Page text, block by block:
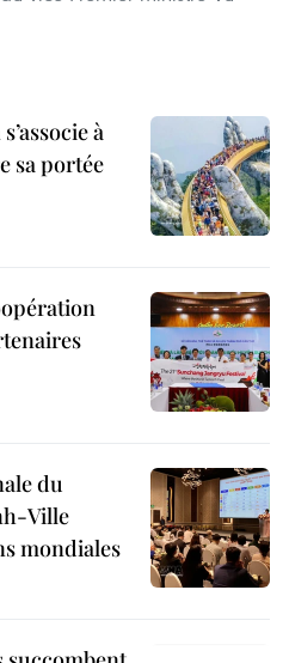
à
sa portée
du
Ville
mondiales